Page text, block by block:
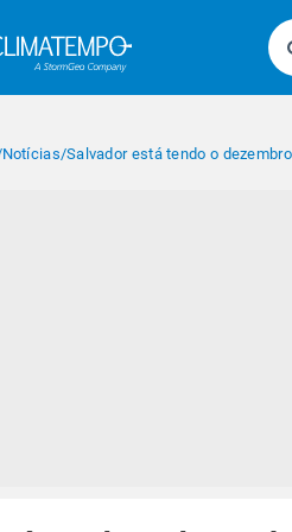
Notícias/Salvador está tendo o